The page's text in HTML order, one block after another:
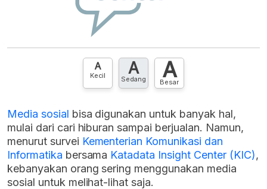
A
Kecil A
Sedang A
Besar
Media sosial bisa digunakan untuk banyak hal,
mulai dari cari hiburan sampai berjualan. Namun,
menurut survei Kementerian Komunikasi dan
Informatika bersama Katadata Insight Center (KIC),
kebanyakan orang sering menggunakan media
sosial untuk melihat-lihat saja.